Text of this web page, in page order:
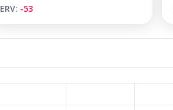
ERV: -53